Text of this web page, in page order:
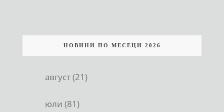
НОВИНИ ПО МЕСЕЦИ 2026
август (21)
юли (81)